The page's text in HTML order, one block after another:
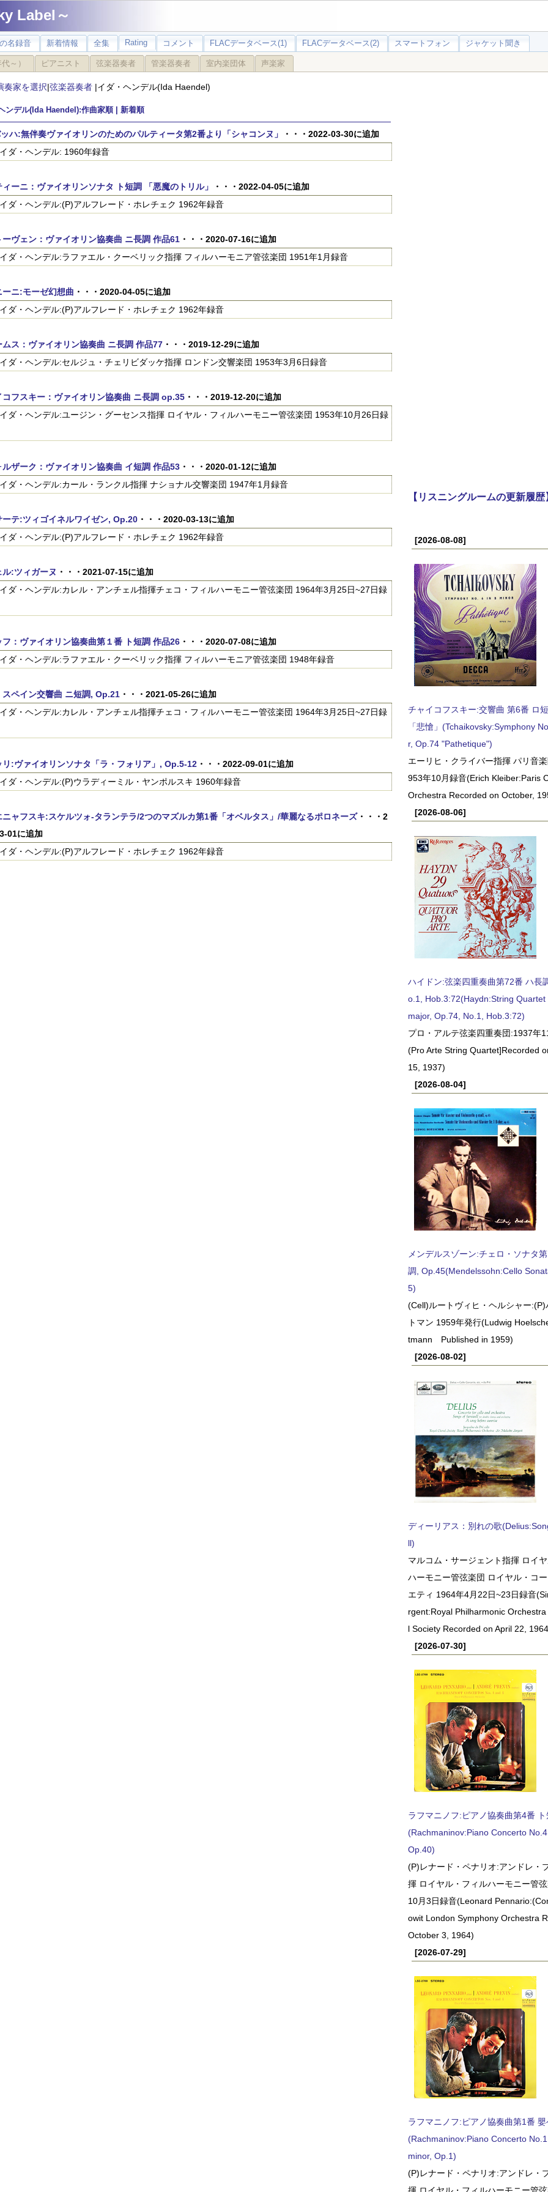
Label～
名録音 新着情報 全集 Rating コメント FLACデータベース(1) FLACデータベース(2) スマートフォン ジャケット聞き
～） ピアニスト 弦楽器奏者 管楽器奏者 室内楽団体 声楽家
奏家を選択|弦楽器奏者 |イダ・ヘンデル(Ida Haendel)
ンデル(Ida Haendel):作曲家順 | 新着順
ハ:無伴奏ヴァイオリンのためのパルティータ第2番より「シャコンヌ」
・・・2022-03-30に追加
ダ・ヘンデル: 1960年録音
ィーニ：ヴァイオリンソナタ ト短調 「悪魔のトリル」
・・・2022-04-05に追加
ダ・ヘンデル:(P)アルフレード・ホレチェク 1962年録音
ーヴェン：ヴァイオリン協奏曲 ニ長調 作品61・・・2020-07-16に追加
ダ・ヘンデル:ラファエル・クーベリック指揮 フィルハーモニア管弦楽団 1951年1月録音
ーニ:モーゼ幻想曲 ・・・2020-04-05に追加
ダ・ヘンデル:(P)アルフレード・ホレチェク 1962年録音
ムス：ヴァイオリン協奏曲 ニ長調 作品77・・・2019-12-29に追加
ダ・ヘンデル:セルジュ・チェリビダッケ指揮 ロンドン交響楽団 1953年3月6日録音
コフスキー：ヴァイオリン協奏曲 ニ長調 op.35・・・2019-12-20に追加
ダ・ヘンデル:ユージン・グーセンス指揮 ロイヤル・フィルハーモニー管弦楽団 1953年10月26日録
ルザーク：ヴァイオリン協奏曲 イ短調 作品53・・・2020-01-12に追加
ダ・ヘンデル:カール・ランクル指揮 ナショナル交響楽団 1947年1月録音
ーテ:ツィゴイネルワイゼン, Op.20・・・2020-03-13に追加
ダ・ヘンデル:(P)アルフレード・ホレチェク 1962年録音
ル:ツィガーヌ ・・・2021-07-15に追加
ダ・ヘンデル:カレル・アンチェル指揮チェコ・フィルハーモニー管弦楽団 1964年3月25日~27日録
フ：ヴァイオリン協奏曲第１番 ト短調 作品26・・・2020-07-08に追加
ダ・ヘンデル:ラファエル・クーベリック指揮 フィルハーモニア管弦楽団 1948年録音
スペイン交響曲 ニ短調, Op.21・・・2021-05-26に追加
ダ・ヘンデル:カレル・アンチェル指揮チェコ・フィルハーモニー管弦楽団 1964年3月25日~27日録
リ:ヴァイオリンソナタ「ラ・フォリア」, Op.5-12・・・2022-09-01に追加
ダ・ヘンデル:(P)ウラディーミル・ヤンポルスキ 1960年録音
ニャフスキ:スケルツォ-タランテラ/2つのマズルカ第1番「オベルタス」/華麗なるポロネーズ・・・2
01に追加
ダ・ヘンデル:(P)アルフレード・ホレチェク 1962年録音
【リスニングルームの更新履歴
[2026-08-08]
チャイコフスキー:交響曲 第6番 ロ
「悲愴」(Tchaikovsky:Symphony
r, Op.74 "Pathetique")
エーリヒ・クライバー指揮 パリ音
953年10月録音(Erich Kleiber:Paris
Orchestra Recorded on October,
[2026-08-06]
ハイドン:弦楽四重奏曲第72番 ハ長
o.1, Hob.3:72(Haydn:String Quartet
major, Op.74, No.1, Hob.3:72)
プロ・アルテ弦楽四重奏団:1937年
(Pro Arte String Quartet]Recorded
15, 1937)
[2026-08-04]
メンデルスゾーン:チェロ・ソナタ
調, Op.45(Mendelssohn:Cello
5)
(Cell)ルートヴィヒ・ヘルシャー
トマン 1959年発行(Ludwig
tmann Published in 1959)
[2026-08-02]
ディーリアス：別れの歌
ll)
マルコム・サージェント指揮 ロイ
ハーモニー管弦楽団 ロイヤル・コ
エティ 1964年4月22日~23日録音
rgent:Royal Philharmonic
l Society Recorded on April 22,
[2026-07-30]
ラフマニノフ:ピアノ協奏曲第4番
(Rachmaninov:Piano Concerto
Op.40)
(P)レナード・ペナリオ:アンドレ・
揮 ロイヤル・フィルハーモニー管
10月3日録音(Leonard
owit London Symphony Orchestra
October 3, 1964)
[2026-07-29]
ラフマニノフ:ピアノ協奏曲第1番
(Rachmaninov:Piano Concerto
minor, Op.1)
(P)レナード・ペナリオ:アンドレ・
揮 ロイヤル・フィルハーモニー管